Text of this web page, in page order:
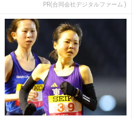
PR(合同会社デジタルファーム )